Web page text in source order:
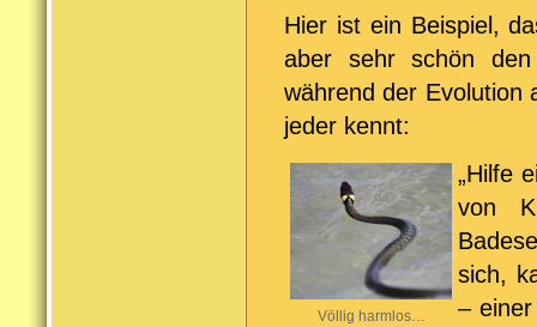
Hier ist ein Beispiel,
aber sehr schön
während der Evolution
jeder kennt:
Völlig harmlos…
„Hilfe
von
sich,
–